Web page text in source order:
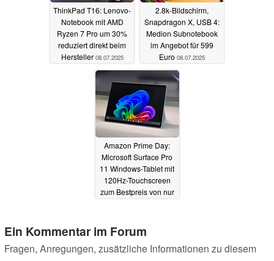
ThinkPad T16: Lenovo-
Notebook mit AMD
Ryzen 7 Pro um 30%
reduziert direkt beim
Hersteller 08.07.2025
2.8k-Bildschirm,
Snapdragon X, USB 4:
Medion Subnotebook
im Angebot für 599
Euro 08.07.2025
Amazon Prime Day:
Microsoft Surface Pro
11 Windows-Tablet mit
120Hz-Touchscreen
zum Bestpreis von nur
Ein Kommentar im Forum
Fragen, Anregungen, zusätzliche Informationen zu diesem